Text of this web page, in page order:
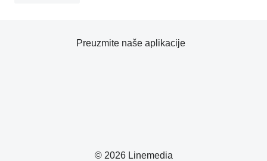
© 2026 Linemedia
Preuzmite naše aplikacije